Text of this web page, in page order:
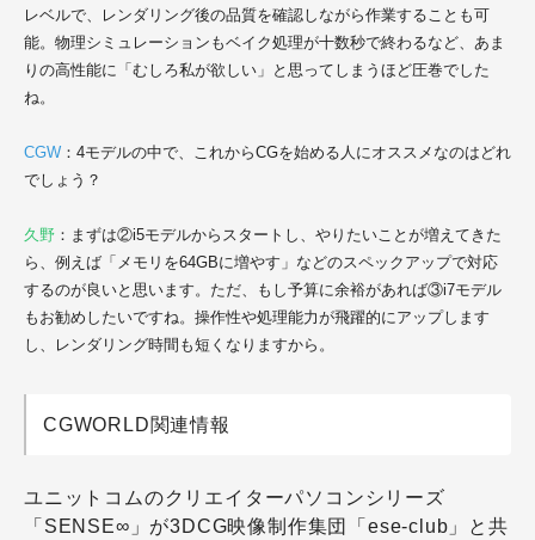
レベルで、レンダリング後の品質を確認しながら作業することも可
能。物理シミュレーションもベイク処理が十数秒で終わるなど、あま
りの高性能に「むしろ私が欲しい」と思ってしまうほど圧巻でした
ね。
CGW ：4モデルの中で、これからCGを始める人にオススメなのはどれ
でしょう？
久野 ：まずは②i5モデルからスタートし、やりたいことが増えてきた
ら、例えば「メモリを64GBに増やす」などのスペックアップで対応
するのが良いと思います。ただ、もし予算に余裕があれば③i7モデル
もお勧めしたいですね。操作性や処理能力が飛躍的にアップします
し、レンダリング時間も短くなりますから。
CGWORLD関連情報
ユニットコムのクリエイターパソコンシリーズ
「SENSE∞」が3DCG映像制作集団「ese-club」と共